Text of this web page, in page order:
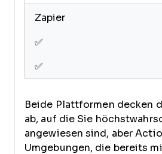
Zapier
✅
✅
Beide Plattformen decken
ab, auf die Sie
angewiesen sind, aber
Umgebungen, die bereits